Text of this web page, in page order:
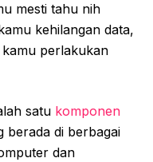
mesti tahu nih
kehilangan data,
perlakukan
satu komponen
berada di berbagai
dan